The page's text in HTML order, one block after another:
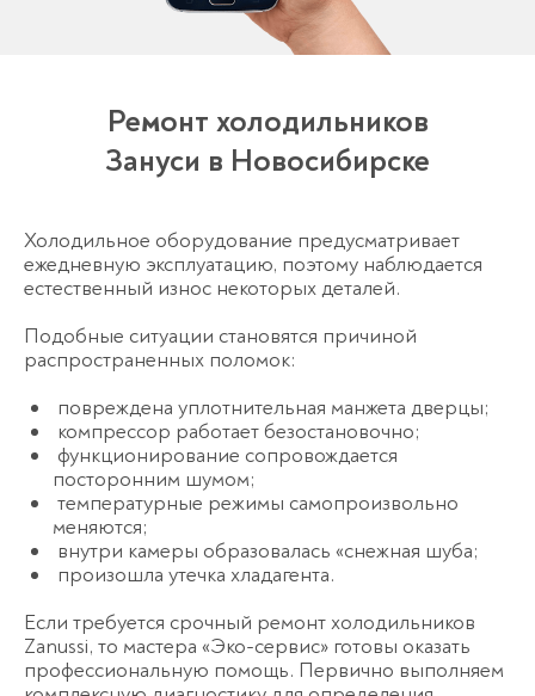
Ремонт холодильников
Зануси в Новосибирске
Холодильное оборудование предусматривает
ежедневную эксплуатацию, поэтому наблюдается
естественный износ некоторых деталей.
Подобные ситуации становятся причиной
распространенных поломок:
повреждена уплотнительная манжета дверцы;
компрессор работает безостановочно;
функционирование сопровождается
посторонним шумом;
температурные режимы самопроизвольно
меняются;
внутри камеры образовалась «снежная шуба;
произошла утечка хладагента.
Если требуется срочный ремонт холодильников
Zanussi, то мастера «Эко-сервис» готовы оказать
профессиональную помощь. Первично выполняем